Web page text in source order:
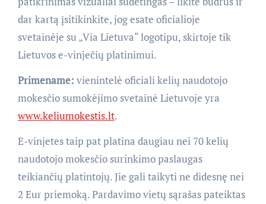
dar kartą įsitikinkite, jog esate oficialioje
svetainėje su „Via Lietuva“ logotipu, skirtoje tik
Lietuvos e-vinječių platinimui.
Primename: vienintelė oficiali kelių naudotojo
mokesčio sumokėjimo svetainė Lietuvoje yra
www.keliumokestis.lt.
E-vinjetes taip pat platina daugiau nei 70 kelių
naudotojo mokesčio surinkimo paslaugas
teikiančių platintojų. Jie gali taikyti ne didesnę nei
2 Eur priemoką. Pardavimo vietų sąrašas pateiktas